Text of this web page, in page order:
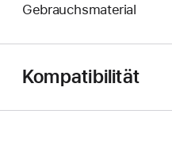
Gebrauchsmaterial
Kompatibilität